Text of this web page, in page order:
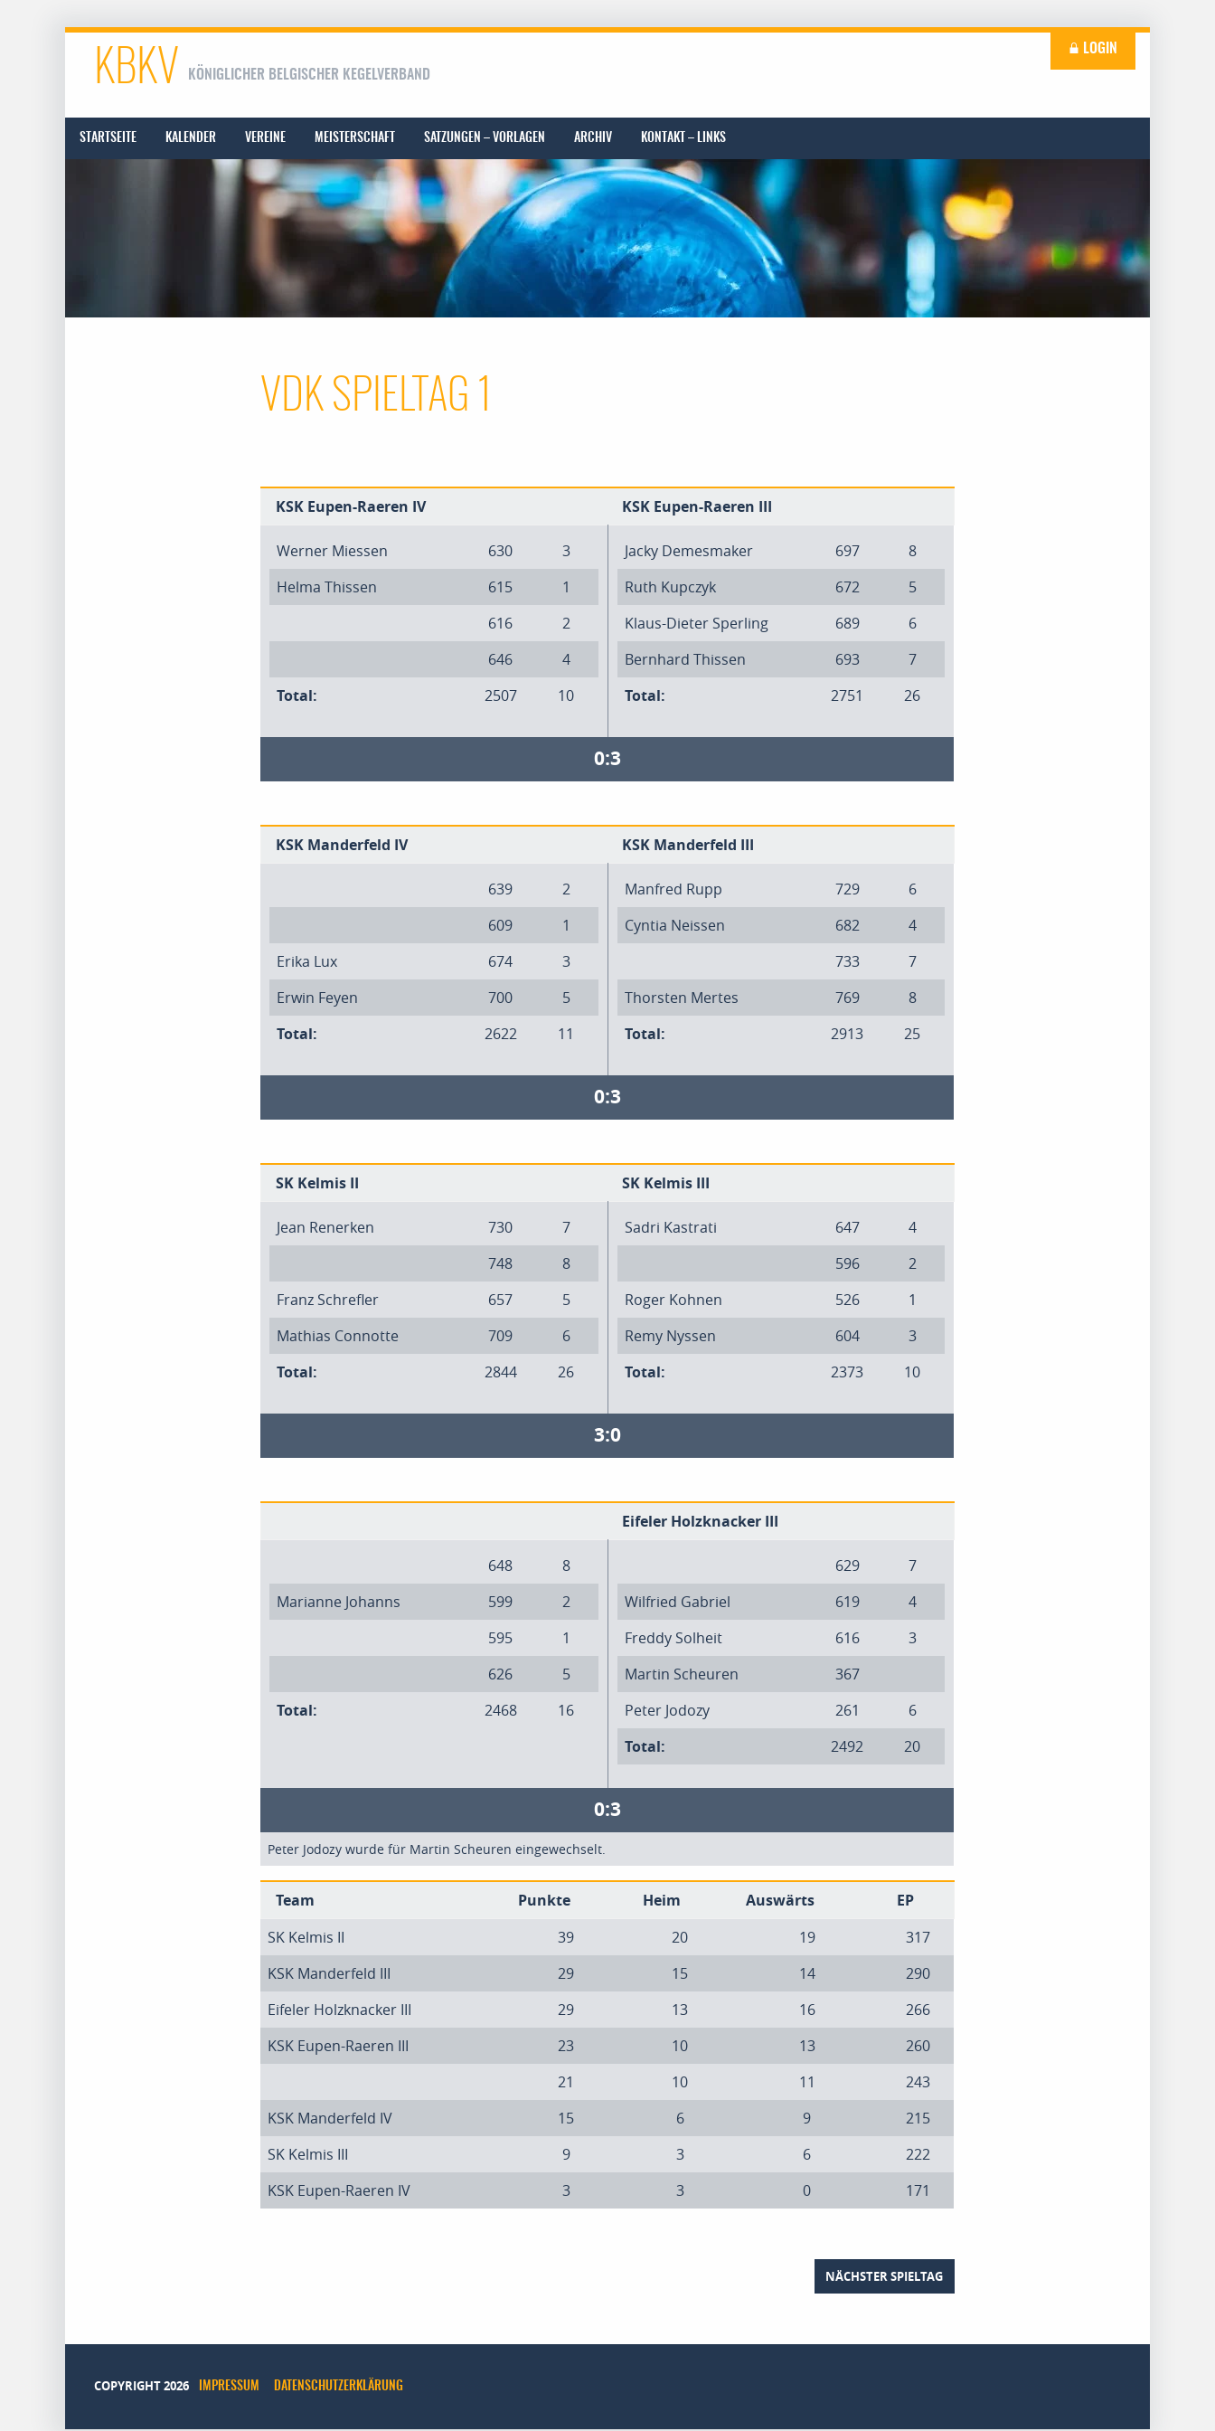
KBKV KÖNIGLICHER BELGISCHER KEGELVERBAND
LOGIN
STARTSEITE KALENDER VEREINE MEISTERSCHAFT SATZUNGEN – VORLAGEN ARCHIV KONTAKT – LINKS
VDK SPIELTAG 1
KSK Eupen-Raeren IV KSK Eupen-Raeren III
Werner Miessen 630
3
Helma Thissen
615
1
616
2
646
4
Total:
2507 10
Jacky Demesmaker 697
8
Ruth Kupczyk
672
5
Klaus-Dieter Sperling
689
6
Bernhard Thissen
693
7
Total:
2751 26
0:3
KSK Manderfeld IV KSK Manderfeld III
639
2
609
1
Erika Lux
674
3
Erwin Feyen
700
5
Total:
2622 11
Manfred Rupp 729
6
Cyntia Neissen
682
4
733
7
Thorsten Mertes
769
8
Total:
2913 25
0:3
SK Kelmis II SK Kelmis III
Jean Renerken 730
7
748
8
Franz Schrefler
657
5
Mathias Connotte
709
6
Total:
2844 26
Sadri Kastrati 647
4
596
2
Roger Kohnen
526
1
Remy Nyssen
604
3
Total:
2373 10
3:0
Eifeler Holzknacker III
648
8
Marianne Johanns
599
2
595
1
626
5
Total:
2468 16
629
7
Wilfried Gabriel
619
4
Freddy Solheit
616
3
Martin Scheuren
367
Peter Jodozy
261
6
Total:
2492 20
0:3
Peter Jodozy wurde für Martin Scheuren eingewechselt.
Team Punkte Heim Auswärts
EP
SK Kelmis II
39 20 19
317
KSK Manderfeld III
29 15 14
290
Eifeler Holzknacker III
29 13 16
266
KSK Eupen-Raeren III
23 10 13
260
21
10 11
243
KSK Manderfeld IV
15 6 9
215
SK Kelmis III
9 3 6
222
KSK Eupen-Raeren IV
3 3 0 171
NÄCHSTER SPIELTAG
COPYRIGHT 2026 IMPRESSUM DATENSCHUTZERKLÄRUNG